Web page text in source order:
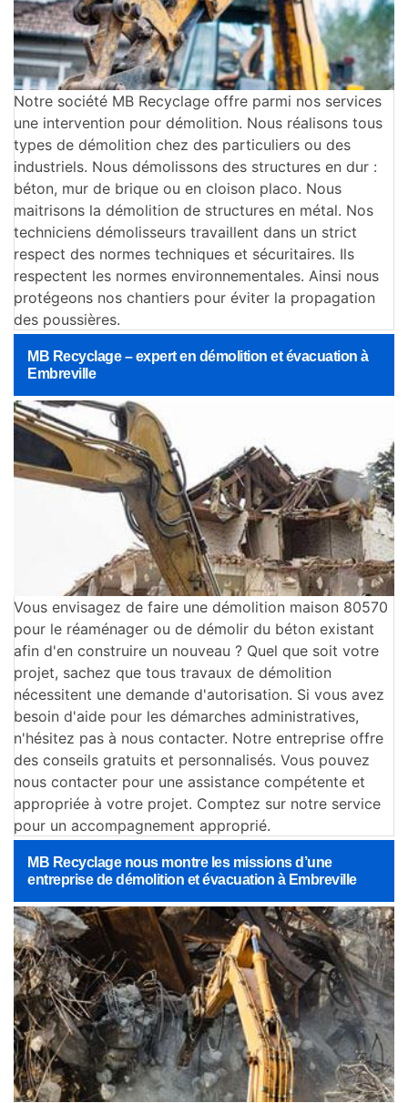
Notre société MB Recyclage offre parmi nos services
une intervention pour démolition. Nous réalisons tous
types de démolition chez des particuliers ou des
industriels. Nous démolissons des structures en dur :
béton, mur de brique ou en cloison placo. Nous
maitrisons la démolition de structures en métal. Nos
techniciens démolisseurs travaillent dans un strict
respect des normes techniques et sécuritaires. Ils
respectent les normes environnementales. Ainsi nous
protégeons nos chantiers pour éviter la propagation
des poussières.
MB Recyclage – expert en démolition et évacuation à
Embreville
Vous envisagez de faire une démolition maison 80570
pour le réaménager ou de démolir du béton existant
afin d'en construire un nouveau ? Quel que soit votre
projet, sachez que tous travaux de démolition
nécessitent une demande d'autorisation. Si vous avez
besoin d'aide pour les démarches administratives,
n'hésitez pas à nous contacter. Notre entreprise offre
des conseils gratuits et personnalisés. Vous pouvez
nous contacter pour une assistance compétente et
appropriée à votre projet. Comptez sur notre service
pour un accompagnement approprié.
MB Recyclage nous montre les missions d’une
entreprise de démolition et évacuation à Embreville